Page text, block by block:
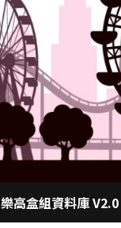
樂高盒組資料庫 V2.0